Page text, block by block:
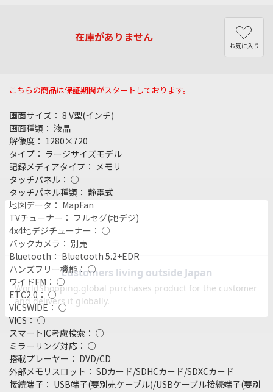
在庫がありません
お気に入り
こちらの商品は保証期間がスタートしております。
画面サイズ： 8 V型(インチ)
画面種類： 液晶
解像度： 1280×720
タイプ： ラージサイズモデル
記録メディアタイプ： メモリ
タッチパネル： ○
タッチパネル種類： 静電式
地図データ： MapFan
TVチューナー： フルセグ(地デジ)
4x4地デジチューナー： ○
バックカメラ： 別売
Bluetooth： Bluetooth 5.2+EDR
ハンズフリー機能： ○
ワイドFM： ○
ETC2.0： ○
VICSWIDE： ○
VICS： ○
スマートIC考慮検索： ○
ミラーリング対応： ○
搭載プレーヤー： DVD/CD
外部メモリスロット： SDカード/SDHCカード/SDXCカード
接続端子： USB端子(要別売ケーブル)/USBケーブル接続端子(要別